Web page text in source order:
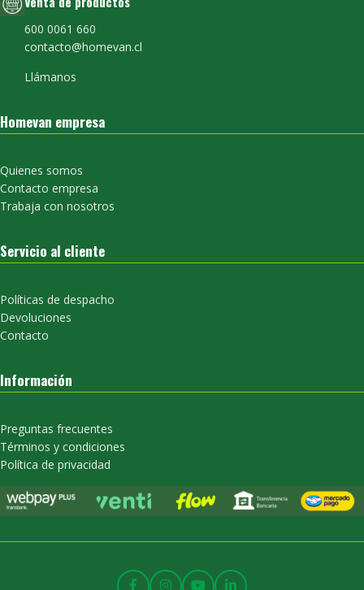
600 0061 660
contacto@homevan.cl
Llámanos
Homevan empresa
Quienes somos
Contacto empresa
Trabaja con nosotros
Servicio al cliente
Políticas de despacho
Devoluciones
Contacto
Información
Preguntas frecuentes
Términos y condiciones
Política de privacidad